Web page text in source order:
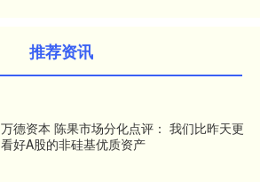
推荐资讯
万德资本 陈果市场分化点评： 我们比昨天更
看好A股的非硅基优质资产